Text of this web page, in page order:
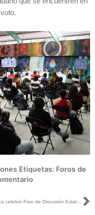
Etiquetas: Foros de
Oaxaca celebró Foro de Discusión Estatal sobre la Revocación de Mandato